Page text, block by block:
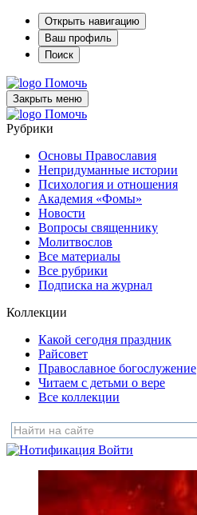
Открыть навигацию
Ваш профиль
Поиск
Помочь
Закрыть меню
Помочь
Рубрики
Основы Православия
Непридуманные истории
Психология и отношения
Академия «Фомы»
Новости
Вопросы священнику
Молитвослов
Все материалы
Все рубрики
Подписка на журнал
Коллекции
Какой сегодня праздник
Райсовет
Православное богослужение
Читаем с детьми о вере
Все коллекции
Войти